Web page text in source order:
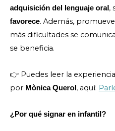
adquisición del lenguaje oral ,
favorece. Además,
más dificultades se
se beneficia.
👉 Puedes leer la
por Mònica Querol , aquí:
¿Por qué signar en infantil?